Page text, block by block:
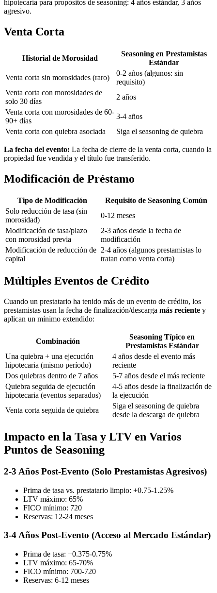
hipotecaria para propósitos de seasoning: 4 años estándar, 3 años
agresivo.
Venta Corta
Historial de Morosidad
Seasoning en Prestamistas
Estándar
Venta corta sin morosidades (raro)
0-2 años (algunos: sin
requisito)
Venta corta con morosidades de
solo 30 días
2 años
Venta corta con morosidades de 60-
90+ días
3-4 años
Venta corta con quiebra asociada
Siga el seasoning de quiebra
La fecha del evento: La fecha de cierre de la venta corta, cuando la
propiedad fue vendida y el título fue transferido.
Modificación de Préstamo
Tipo de Modificación
Requisito de Seasoning Común
Solo reducción de tasa (sin
morosidad)
0-12 meses
Modificación de tasa/plazo
con morosidad previa
2-3 años desde la fecha de
modificación
Modificación de reducción de
capital
2-4 años (algunos prestamistas lo
tratan como venta corta)
Múltiples Eventos de Crédito
Cuando un prestatario ha tenido más de un evento de crédito, los
prestamistas usan la fecha de finalización/descarga más reciente y
aplican un mínimo extendido:
Combinación
Seasoning Típico en
Prestamistas Estándar
Una quiebra + una ejecución
hipotecaria (mismo período)
4 años desde el evento más
reciente
Dos quiebras dentro de 7 años
5-7 años desde el más reciente
Quiebra seguida de ejecución
hipotecaria (eventos separados)
4-5 años desde la finalización de
la ejecución
Venta corta seguida de quiebra
Siga el seasoning de quiebra
desde la descarga de quiebra
Impacto en la Tasa y LTV en Varios
Puntos de Seasoning
2-3 Años Post-Evento (Solo Prestamistas Agresivos)
Prima de tasa vs. prestatario limpio: +0.75-1.25%
LTV máximo: 65%
FICO mínimo: 720
Reservas: 12-24 meses
3-4 Años Post-Evento (Acceso al Mercado Estándar)
Prima de tasa: +0.375-0.75%
LTV máximo: 65-70%
FICO mínimo: 700-720
Reservas: 6-12 meses